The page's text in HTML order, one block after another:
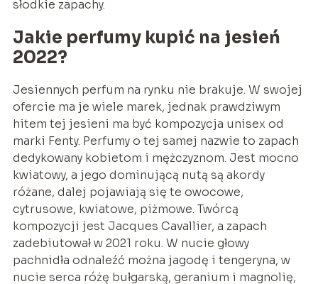
słodkie zapachy.
Jakie perfumy kupić na jesień
2022?
Jesiennych perfum na rynku nie brakuje. W swojej
ofercie ma je wiele marek, jednak prawdziwym
hitem tej jesieni ma być kompozycja unisex od
marki Fenty. Perfumy o tej samej nazwie to zapach
dedykowany kobietom i mężczyznom. Jest mocno
kwiatowy, a jego dominującą nutą są akordy
różane, dalej pojawiają się te owocowe,
cytrusowe, kwiatowe, piżmowe. Twórcą
kompozycji jest Jacques Cavallier, a zapach
zadebiutował w 2021 roku. W nucie głowy
pachnidła odnaleźć można jagodę i tengeryna, w
nucie serca różę bułgarską, geranium i magnolię,